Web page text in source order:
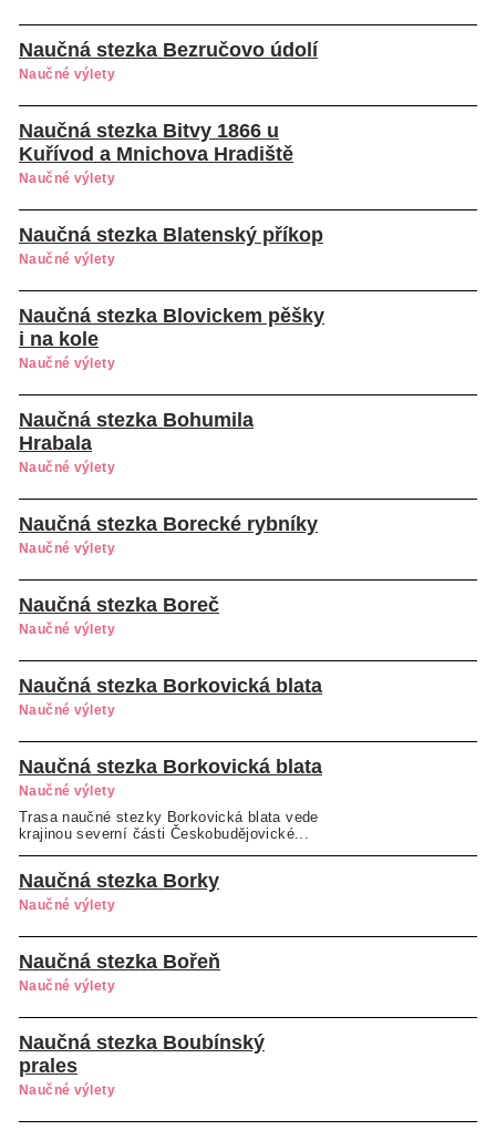
Naučná stezka Bezručovo údolí
Naučné výlety
Naučná stezka Bitvy 1866 u
Kuřívod a Mnichova Hradiště
Naučné výlety
Naučná stezka Blatenský příkop
Naučné výlety
Naučná stezka Blovickem pěšky
i na kole
Naučné výlety
Naučná stezka Bohumila
Hrabala
Naučné výlety
Naučná stezka Borecké rybníky
Naučné výlety
Naučná stezka Boreč
Naučné výlety
Naučná stezka Borkovická blata
Naučné výlety
Naučná stezka Borkovická blata
Naučné výlety
Trasa naučné stezky Borkovická blata vede
krajinou severní části Českobudějovické...
Naučná stezka Borky
Naučné výlety
Naučná stezka Bořeň
Naučné výlety
Naučná stezka Boubínský
prales
Naučné výlety